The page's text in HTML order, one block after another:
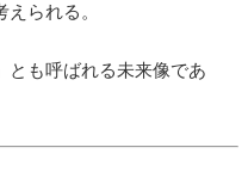
られる。
とも呼ばれる未来像であ